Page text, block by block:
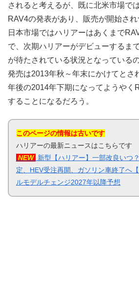
されると考えるが、既に北米市場で
RAV4の発表があり、販売が開始され
日本市場ではハリアーはあくまで
で、次期ハリアーがデビューするま
が待たされている状況となっている
発売は2013年秋～年末にかけてとさ
年後の2014年下期になってようやく
することになるだろう。
このページの情報は古いです
ハリアーの最新ニュースはこちらです
NEW 新型【ハリアー】一部改良いつ
定、HEV受注再開、ガソリン車終了へ
ルモデルチェンジ2027年以降予想